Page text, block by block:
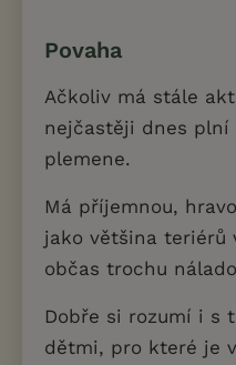
Povaha
Ačkoliv má stále
nejčastěji dnes plní
plemene.
Má příjemnou,
jako většina teriérů
občas trochu
Dobře si rozumí i s
dětmi, pro které je